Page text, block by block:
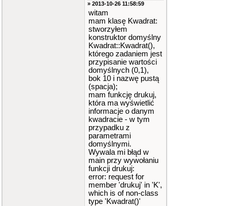
» 2013-10-26 11:58:59
witam
mam klasę Kwadrat:
stworzyłem
konstruktor domyślny
Kwadrat::Kwadrat(),
którego zadaniem jest
przypisanie wartości
domyślnych (0,1),
bok 10 i nazwę pustą
(spacja);
mam funkcję drukuj,
która ma wyświetlić
informacje o danym
kwadracie - w tym
przypadku z
parametrami
domyślnymi.
Wywala mi błąd w
main przy wywołaniu
funkcji drukuj:
error: request for
member 'drukuj' in 'K',
which is of non-class
type 'Kwadrat()'